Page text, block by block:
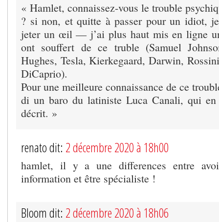
« Hamlet, connaissez-vous le trouble
? si non, et quitte à passer pour un idiot,
jeter un œil — j’ai plus haut mis en ligne
ont souffert de ce truble (Samuel
Hughes, Tesla, Kierkegaard, Darwin,
DiCaprio).
Pour une meilleure connaissance de ce
di un baro du latiniste Luca Canali, qui
décrit. »
renato dit: 2 décembre 2020 à 18h00
hamlet, il y a une differences entre
information et être spécialiste !
Bloom dit: 2 décembre 2020 à 18h06